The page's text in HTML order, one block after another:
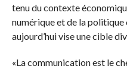
tenu du contexte
numérique et de la politique
aujourd’hui vise une cible
«La communication est le